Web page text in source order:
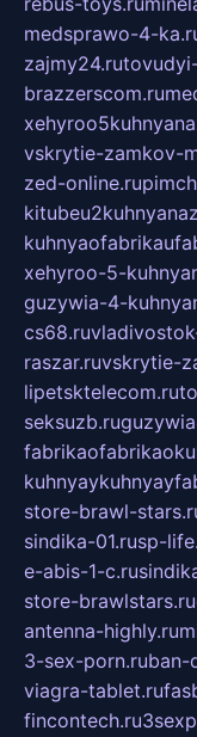
medsprawo-4-
zajmy24.ru
brazzerscom.ru
vskrytie-zamkov-
zed-online.ru
xehyroo-5-
guzywia-4-
cs68.ru
raszar.ruvskrytie-
lipetsktelecom.ru
seksuzb.ru
store-brawl-
sindika-01.rusp-
e-abis-1-c.ru
store-brawlstars.ru
antenna-highly.ru
3-sex-porn.ruban-
viagra-tablet.ru
fincontech.ru